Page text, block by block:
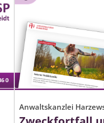
Anwaltskanzlei